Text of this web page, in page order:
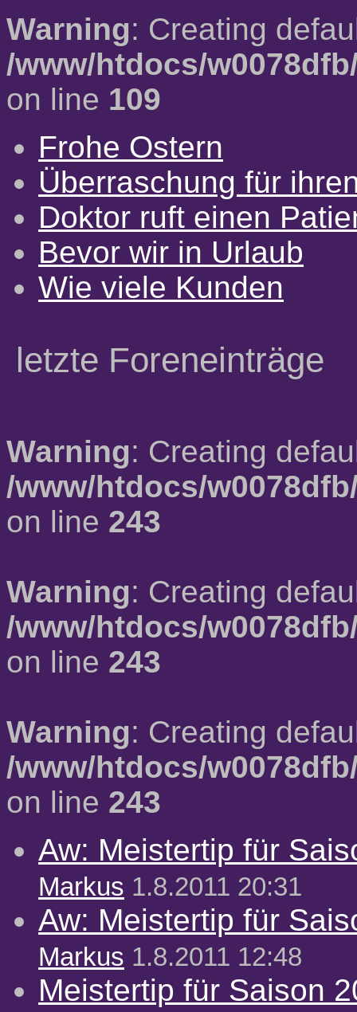
Warning: Creating
/www/htdocs/
on line 109
Frohe Ostern
Überraschung für
Doktor ruft einen
Bevor wir in Urlaub
Wie viele Kunden
letzte Foreneinträge
Warning: Creating
/www/htdocs/
on line 243
Warning: Creating
/www/htdocs/
on line 243
Warning: Creating
/www/htdocs/
on line 243
Aw: Meistertip für
Markus 1.8.2011 20:31
Aw: Meistertip für
Markus 1.8.2011 12:48
Meistertip für Saison